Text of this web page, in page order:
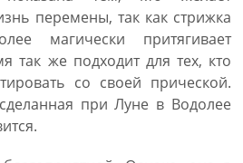
перемены, так как стрижка
магически притягивает
так же подходит для тех, кто
со своей прической.
при Луне в Водолее